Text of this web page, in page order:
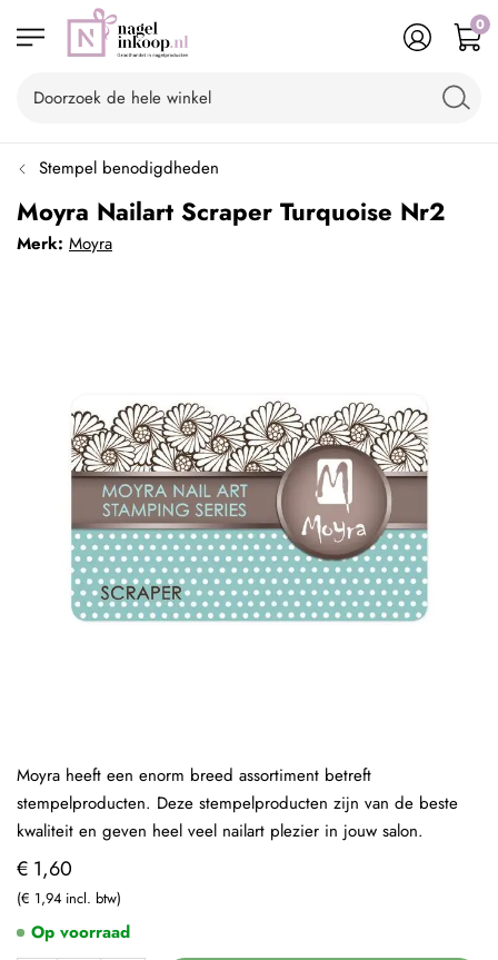
0
Stempel benodigdheden
Moyra Nailart Scraper Turquoise Nr2
Merk: Moyra
€ 1,60
€ 1,94
Op voorraad
Moyra heeft een enorm breed assortiment betreft
stempelproducten. Deze stempelproducten zijn van de beste
kwaliteit en geven heel veel nailart plezier in jouw salon.